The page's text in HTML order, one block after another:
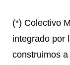
(*) Colectivo
integrado por
construimos